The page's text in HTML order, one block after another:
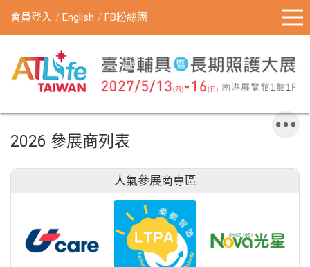
會員登入 English FB粉絲團
2026 參展商列表
人氣參展商專區